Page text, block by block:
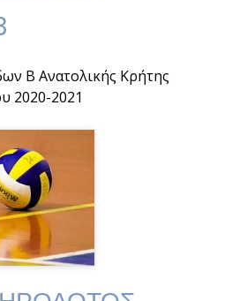
Β Ανατολικής Κρήτης
2020-2021